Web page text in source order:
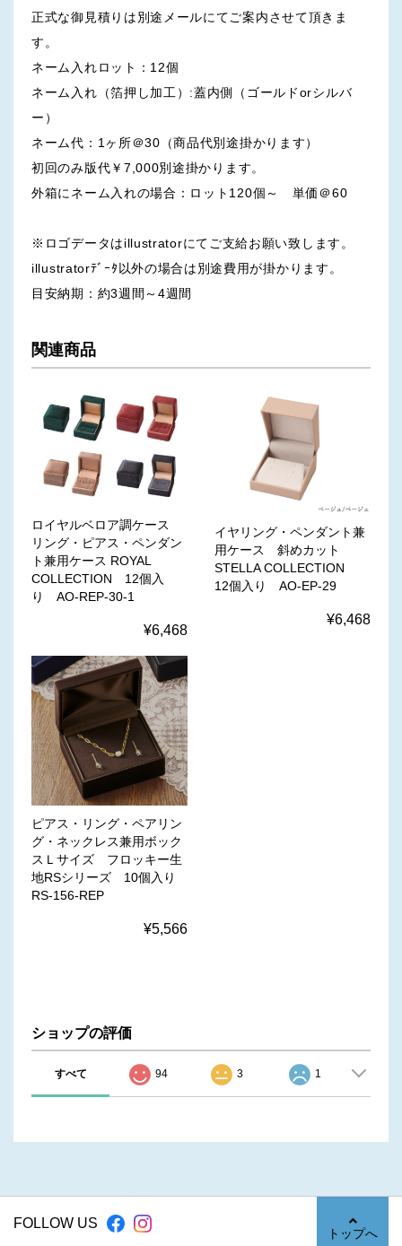
正式な御見積りは別途メールにてご案内させて頂きま
す。
ネーム入れロット：12個
ネーム入れ（箔押し加工）:蓋内側（ゴールドorシルバ
ー）
ネーム代：1ヶ所＠30（商品代別途掛かります）
初回のみ版代￥7,000別途掛かります。
外箱にネーム入れの場合：ロット120個～ 単価＠60
※ロゴデータはillustratorにてご支給お願い致します。
illustratorﾃﾞｰﾀ以外の場合は別途費用が掛かります。
目安納期：約3週間～4週間
関連商品
ロイヤルベロア調ケース
リング・ピアス・ペンダン
ト兼用ケース ROYAL
COLLECTION 12個入
り AO-REP-30-1
¥6,468
イヤリング・ペンダント兼
用ケース 斜めカット
STELLA COLLECTION
12個入り AO-EP-29
¥6,468
ピアス・リング・ペアリン
グ・ネックレス兼用ボック
スＬサイズ フロッキー生
地RSシリーズ 10個入り
RS-156-REP
¥5,566
ショップの評価
すべて 94 3 1
FOLLOW US
トップへ